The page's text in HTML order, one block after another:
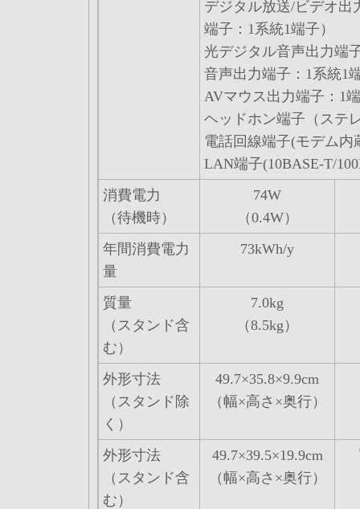
デジタル放送/ビデオ出
端子：1系統1端子）
光デジタル音声出力端
音声出力端子：1系統1
AVマウス出力端子：1
ヘッドホン端子（ステ
電話回線端子(モデム内
LAN端子(10BASE-T/
消費電力
（待機時）
74W
（0.4W）
年間消費電力
量
73kWh/y
質量
（スタンド含
む）
7.0kg
（8.5kg）
外形寸法
（スタンド除
く）
49.7×35.8×9.9cm
（幅×高さ×奥行）
外形寸法
（スタンド含
む）
49.7×39.5×19.9cm
（幅×高さ×奥行）